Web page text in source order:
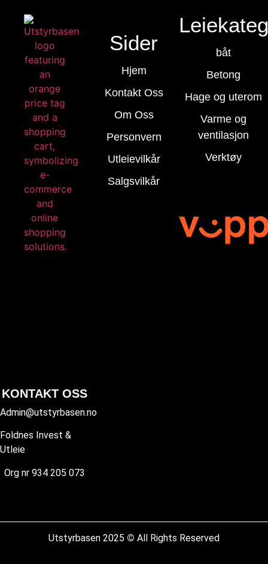
KONTAKT OSS
Admin@utstyrbasen.no
Foldnes Invest &
Utleie
Org nr 934 205 073
Sider
Hjem
Kontakt Oss
Om Oss
Personvern
Utleievilkår
Salgsvilkår
båt
Betong
Hage og uterom
Varme og
ventilasjon
Verktøy
Utstyrbasen 2025 © All Rights Reserved